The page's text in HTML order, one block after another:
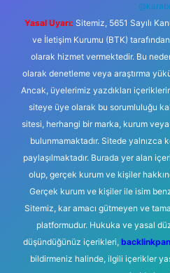
Yasal Uyarı: Sitemiz, 5651 Sayılı
ve İletişim Kurumu (BTK)
olarak hizmet vermektedir. Bu
olarak denetleme veya araştırma
Ancak, üyelerimiz yazdıkları
siteye üye olarak bu sorumluluğu
sitesi, herhangi bir marka, kurum veya
bulunmamaktadır. Sitede yalnızca
paylaşılmaktadır. Burada yer alan
olup, gerçek kurum ve kişiler
Gerçek kurum ve kişiler ile isim
Sitemiz, kar amacı gütmeyen ve
platformudur. Hukuka ve yasal
düşündüğünüz içerikleri,
bildirmeniz halinde, ilgili içerikler